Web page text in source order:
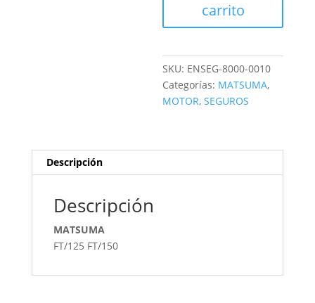
carrito
SKU: ENSEG-8000-0010
Categorías: MATSUMA,
MOTOR,SEGUROS
Descripción
Descripción
MATSUMA
FT/125 FT/150